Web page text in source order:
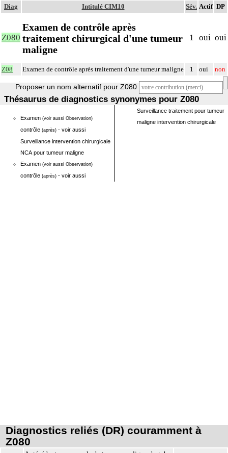
Diag Intitulé CIM10 Sév. Actif DP
Z080
Examen de contrôle après
traitement chirurgical d'une tumeur
maligne
1 oui oui
Z08 Examen de contrôle après traitement d'une tumeur maligne 1 oui non
Proposer un nom alternatif pour Z080
Thésaurus de diagnostics synonymes pour Z080
Examen (voir aussi Observation)
contrôle (après) - voir aussi
Surveillance intervention chirurgicale
NCA pour tumeur maligne
Examen (voir aussi Observation)
contrôle (après) - voir aussi
Surveillance traitement pour tumeur
maligne intervention chirurgicale
Diagnostics reliés (DR) couramment à
Z080